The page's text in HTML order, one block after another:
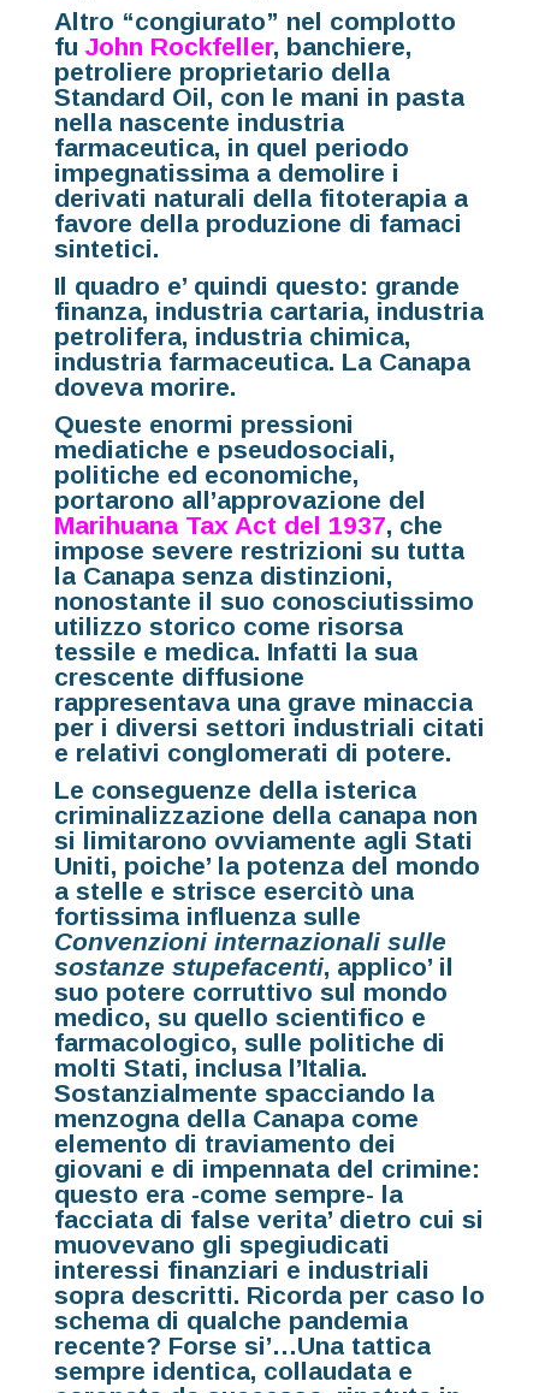
Altro “congiurato” nel complotto
fu John Rockfeller, banchiere,
petroliere proprietario della
Standard Oil, con le mani in pasta
nella nascente industria
farmaceutica, in quel periodo
impegnatissima a demolire i
derivati naturali della fitoterapia a
favore della produzione di famaci
sintetici.
Il quadro e’ quindi questo: grande
finanza, industria cartaria, industria
petrolifera, industria chimica,
industria farmaceutica. La Canapa
doveva morire.
Queste enormi pressioni
mediatiche e pseudosociali,
politiche ed economiche,
portarono all’approvazione del
Marihuana Tax Act del 1937, che
impose severe restrizioni su tutta
la Canapa senza distinzioni,
nonostante il suo conosciutissimo
utilizzo storico come risorsa
tessile e medica. Infatti la sua
crescente diffusione
rappresentava una grave minaccia
per i diversi settori industriali citati
e relativi conglomerati di potere.
Le conseguenze della isterica
criminalizzazione della canapa non
si limitarono ovviamente agli Stati
Uniti, poiche’ la potenza del mondo
a stelle e strisce esercitò una
fortissima influenza sulle
Convenzioni internazionali sulle
sostanze stupefacenti, applico’ il
suo potere corruttivo sul mondo
medico, su quello scientifico e
farmacologico, sulle politiche di
molti Stati, inclusa l’Italia.
Sostanzialmente spacciando la
menzogna della Canapa come
elemento di traviamento dei
giovani e di impennata del crimine:
questo era -come sempre- la
facciata di false verita’ dietro cui si
muovevano gli spegiudicati
interessi finanziari e industriali
sopra descritti. Ricorda per caso lo
schema di qualche pandemia
recente? Forse si’…Una tattica
sempre identica, collaudata e